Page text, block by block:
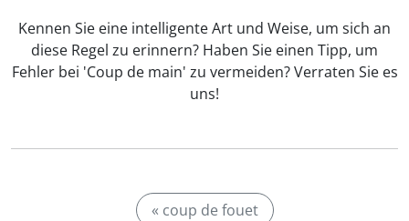
Kennen Sie eine intelligente Art und Weise, um sich an
diese Regel zu erinnern? Haben Sie einen Tipp, um
Fehler bei 'Coup de main' zu vermeiden? Verraten Sie es
uns!
« coup de fouet